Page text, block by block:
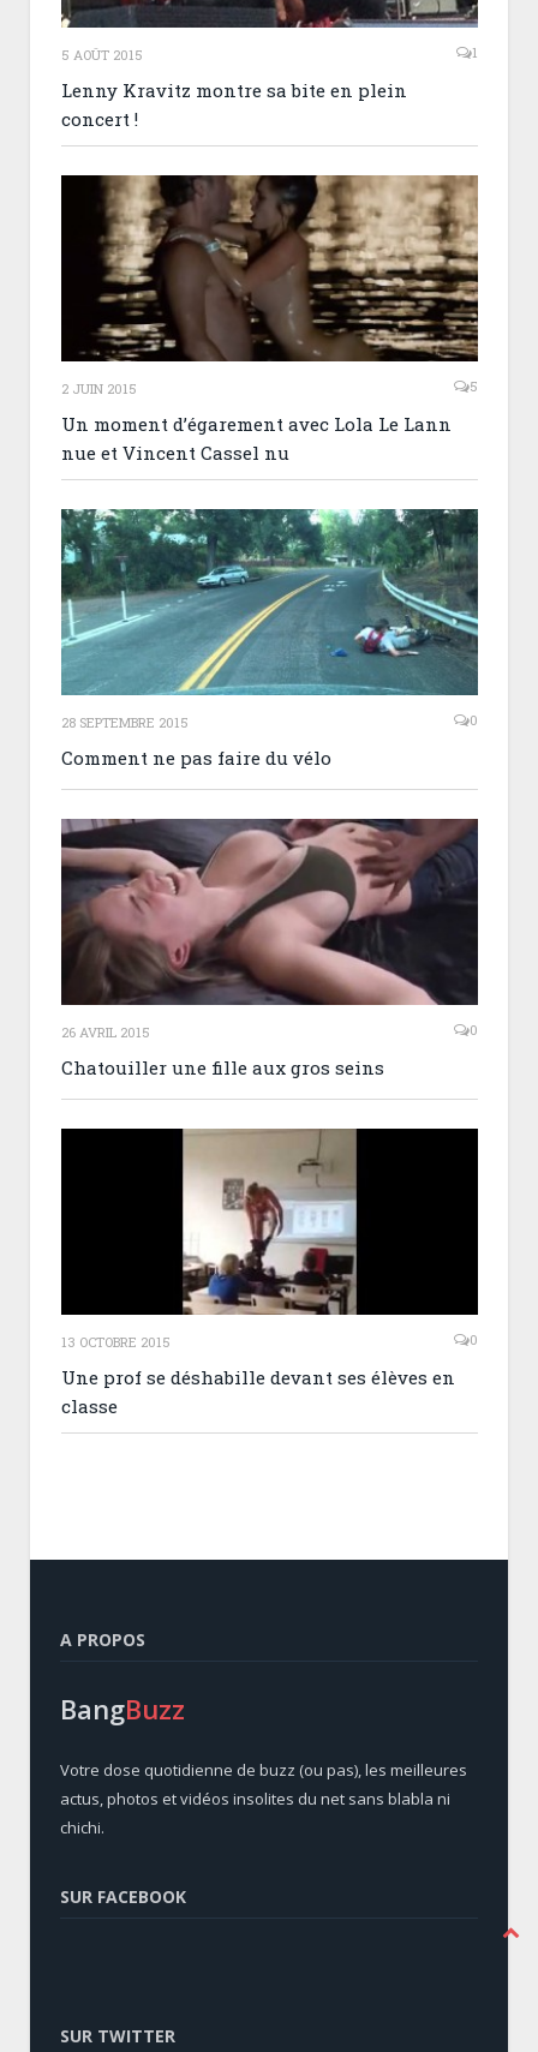
5 AOÛT 2015 1
Lenny Kravitz montre sa bite en plein
concert !
2 JUIN 2015 5
Un moment d’égarement avec Lola Le Lann
nue et Vincent Cassel nu
28 SEPTEMBRE 2015 0
Comment ne pas faire du vélo
26 AVRIL 2015 0
Chatouiller une fille aux gros seins
13 OCTOBRE 2015 0
Une prof se déshabille devant ses élèves en
classe
A PROPOS
BangBuzz
Votre dose quotidienne de buzz (ou pas), les meilleures
actus, photos et vidéos insolites du net sans blabla ni
chichi.
SUR FACEBOOK
SUR TWITTER